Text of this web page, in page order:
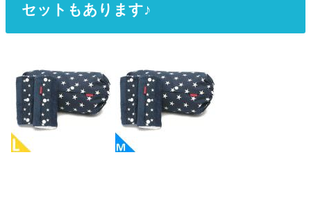
セットもあります♪